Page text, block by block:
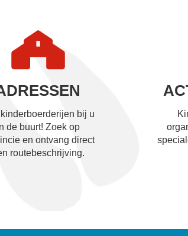
bij u
de buurt! Zoek op
en ontvang direct
routebeschrijving.